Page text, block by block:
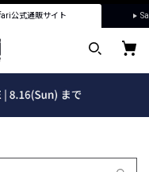
公式通販サイト